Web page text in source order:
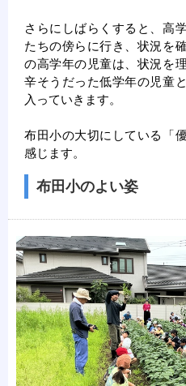
さらにしばらくすると、高
たちの傍らに行き、状況を
の高学年の児童は、状況を
辛そうだった低学年の児童
入っていきます。
布田小の大切にしている「
感じます。
布田小のよい姿